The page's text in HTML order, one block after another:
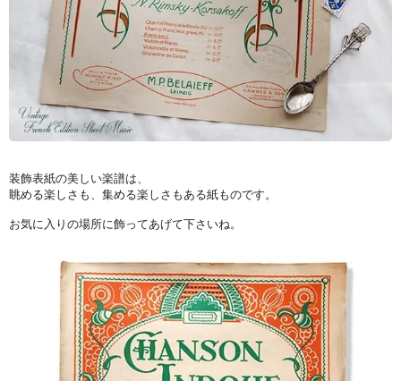
装飾表紙の美しい楽譜は、
眺める楽しさも、集める楽しさもある紙ものです。
お気に入りの場所に飾ってあげて下さいね。